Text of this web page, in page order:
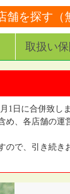
舗を探す（
取扱い
1日に合併致しま
、各店舗の
で、引き続